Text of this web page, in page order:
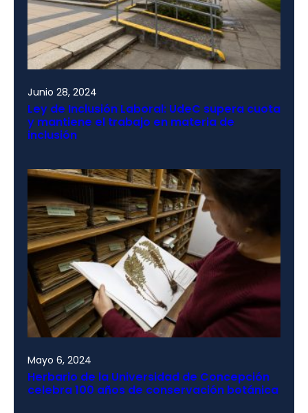
Junio 28, 2024
Ley de Inclusión Laboral: UdeC supera cuota
y mantiene el trabajo en materia de
inclusión
Mayo 6, 2024
Herbario de la Universidad de Concepción
celebra 100 años de conservación botánica